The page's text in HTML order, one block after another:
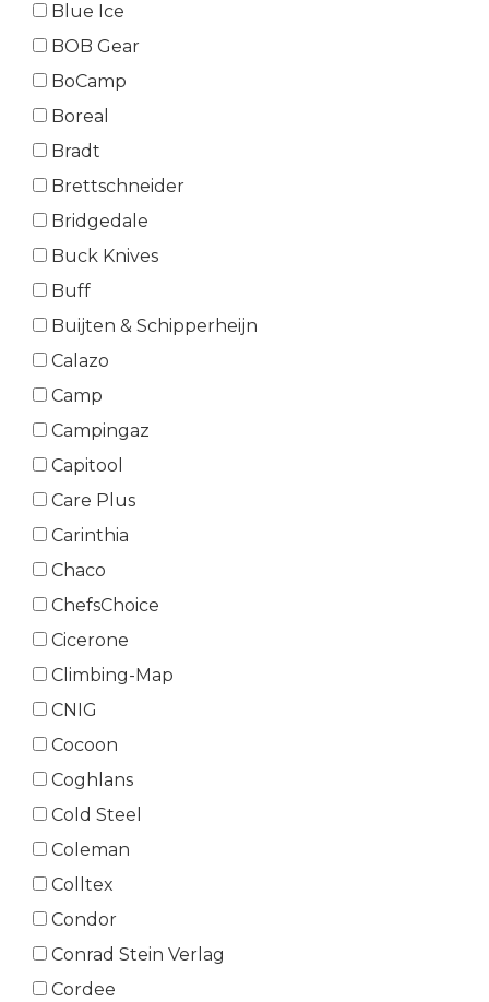
Blue Ice
BOB Gear
BoCamp
Boreal
Bradt
Brettschneider
Bridgedale
Buck Knives
Buff
Buijten & Schipperheijn
Calazo
Camp
Campingaz
Capitool
Care Plus
Carinthia
Chaco
ChefsChoice
Cicerone
Climbing-Map
CNIG
Cocoon
Coghlans
Cold Steel
Coleman
Colltex
Condor
Conrad Stein Verlag
Cordee